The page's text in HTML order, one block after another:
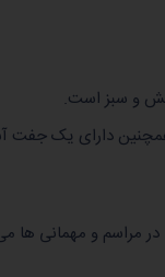
نیز پوشش می دهد همچنین دارای یک
مراسم و مهمانی ها